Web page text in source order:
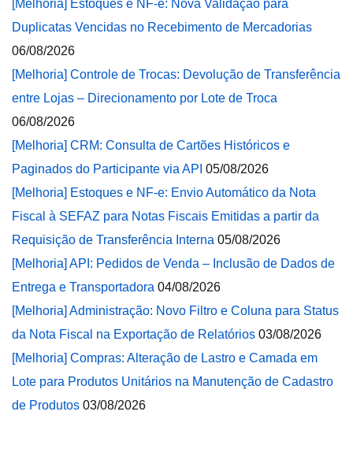
[Melhoria] Estoques e NF-e: Nova Validação para
Duplicatas Vencidas no Recebimento de Mercadorias
06/08/2026
[Melhoria] Controle de Trocas: Devolução de Transferência
entre Lojas – Direcionamento por Lote de Troca
06/08/2026
[Melhoria] CRM: Consulta de Cartões Históricos e
Paginados do Participante via API 05/08/2026
[Melhoria] Estoques e NF-e: Envio Automático da Nota
Fiscal à SEFAZ para Notas Fiscais Emitidas a partir da
Requisição de Transferência Interna 05/08/2026
[Melhoria] API: Pedidos de Venda – Inclusão de Dados de
Entrega e Transportadora 04/08/2026
[Melhoria] Administração: Novo Filtro e Coluna para Status
da Nota Fiscal na Exportação de Relatórios 03/08/2026
[Melhoria] Compras: Alteração de Lastro e Camada em
Lote para Produtos Unitários na Manutenção de Cadastro
de Produtos 03/08/2026